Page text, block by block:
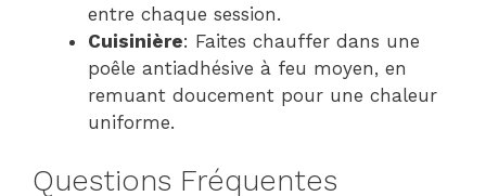
entre chaque session.
Cuisinière: Faites chauffer dans une
poêle antiadhésive à feu moyen, en
remuant doucement pour une chaleur
uniforme.
Questions Fréquentes